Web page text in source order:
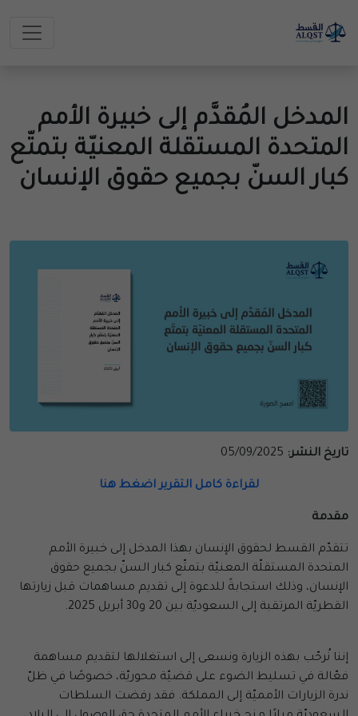
المدخل المُقدَّم إلى خبيرة الأمم
المتحدة المستقلة المعنيّة بتمتّع
كبار السنّ بجميع حقوق الإنسان
تاريخ النشر:
لقراءة كامل التقرير اضغط هنا
مقدمة
تتقدّم القسط لحقوق الإنسان بهذا المدخل إلى خبيرة الأمم
المتحدة المستقلّة المعنيّة بتمتّع كبار السنّ بجميع حقوق
الإنسان، وذلك استجابةً للدعوة إلى تقديم مساهمات قبل زيارتها
القطريّة المرتقبة إلى السعوديّة بين 20 و30 أبريل 2025.
إننا نُرحّب بهذه الزيارة ونسعى إلى استغلالها لتقديم مساهمة
فعّالة في تسليط الضوء على قضيّة محوريّة، خصوصًا في ظلّ
ندرة الزيارات الأمميّة إلى المملكة. فقد رفضت السلطات